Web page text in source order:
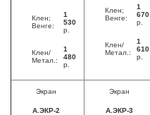
Клен;
Венге:
1
530
р.
Клен/
Метал.:
1
480
р.
Клен;
Венге:
1
670
р.
Клен/
Метал.:
1
610
р.
Экран
А.ЭКР-2
Экран
А.ЭКР-3